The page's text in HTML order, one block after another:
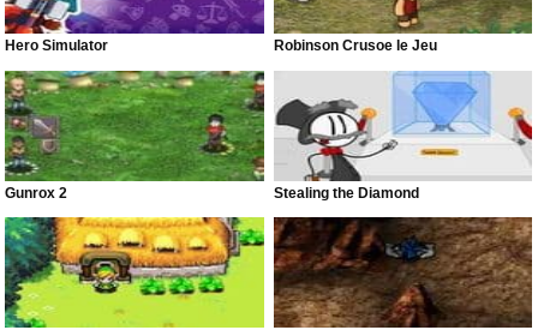
Hero Simulator Robinson Crusoe le Jeu
Gunrox 2 Stealing the Diamond